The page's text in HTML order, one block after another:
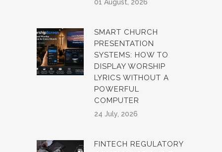
01 August, 2026
SMART CHURCH
PRESENTATION
SYSTEMS: HOW TO
DISPLAY WORSHIP
LYRICS WITHOUT A
POWERFUL
COMPUTER
24 July, 2026
FINTECH REGULATORY